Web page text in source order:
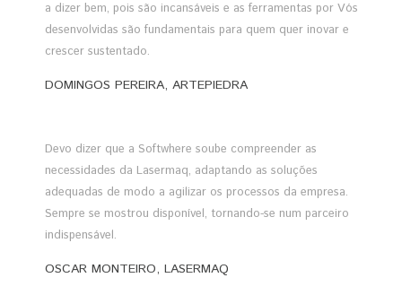
a dizer bem, pois são incansáveis e as ferramentas por Vós
desenvolvidas são fundamentais para quem quer inovar e
crescer sustentado.
DOMINGOS PEREIRA, ARTEPIEDRA
Devo dizer que a Softwhere soube compreender as
necessidades da Lasermaq, adaptando as soluções
adequadas de modo a agilizar os processos da empresa.
Sempre se mostrou disponível, tornando-se num parceiro
indispensável.
OSCAR MONTEIRO, LASERMAQ